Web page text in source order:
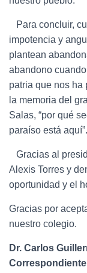
Para concluir,
impotencia y
plantean
abandono
patria que nos ha
la memoria del
Salas, “por qué
paraíso está aquí”.
Gracias al
Alexis Torres y
oportunidad y el
Gracias por
nuestro colegio.
Dr. Carlos